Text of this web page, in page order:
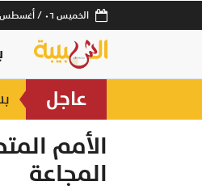
الخميس ٠٦ / أغسطس / ٢٠٢٦
عاجل
الأمم
المجاعة